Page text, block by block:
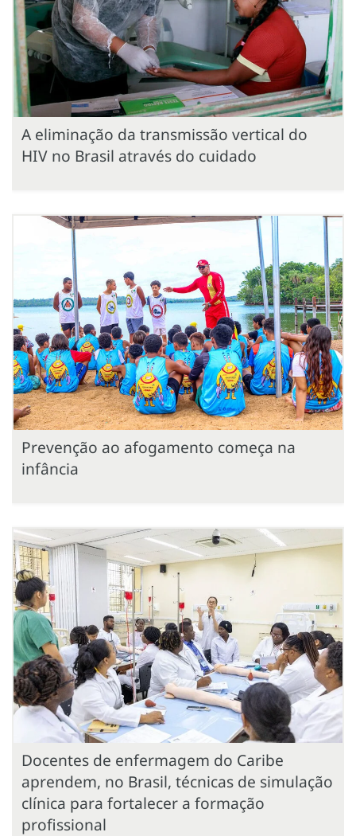
A eliminação da transmissão vertical do
HIV no Brasil através do cuidado
Prevenção ao afogamento começa na
infância
Docentes de enfermagem do Caribe
aprendem, no Brasil, técnicas de simulação
clínica para fortalecer a formação
profissional